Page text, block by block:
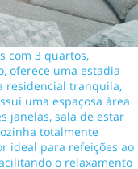
com 3 quartos,
oferece uma estadia
residencial tranquila,
uma espaçosa área
janelas, sala de estar
totalmente
ideal para refeições ao
o relaxamento